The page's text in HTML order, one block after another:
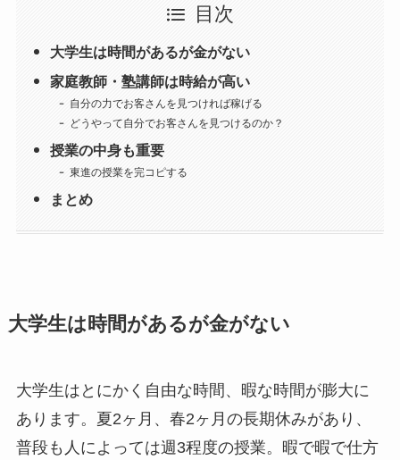
目次
大学生は時間があるが金がない
家庭教師・塾講師は時給が高い
自分の力でお客さんを見つければ稼げる
どうやって自分でお客さんを見つけるのか？
授業の中身も重要
東進の授業を完コピする
まとめ
大学生は時間があるが金がない
大学生はとにかく自由な時間、暇な時間が膨大に
あります。夏2ヶ月、春2ヶ月の長期休みがあり、
普段も人によっては週3程度の授業。暇で暇で仕方